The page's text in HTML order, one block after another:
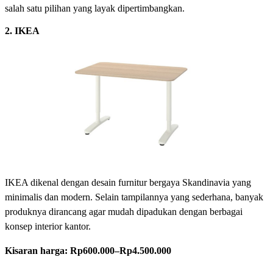
salah satu pilihan yang layak dipertimbangkan.
2. IKEA
IKEA dikenal dengan desain furnitur bergaya Skandinavia yang
minimalis dan modern. Selain tampilannya yang sederhana, banyak
produknya dirancang agar mudah dipadukan dengan berbagai
konsep interior kantor.
Kisaran harga: Rp600.000–Rp4.500.000